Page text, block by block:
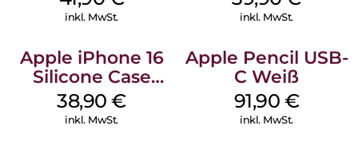
Ultramarine
inkl. MwSt. inkl. MwSt.
Apple iPhone 16
Silicone Case
MagSafe
Ultramarine
38,90€
inkl. MwSt.
Apple Pencil USB-
C Weiß
91,90 €
inkl. MwSt.